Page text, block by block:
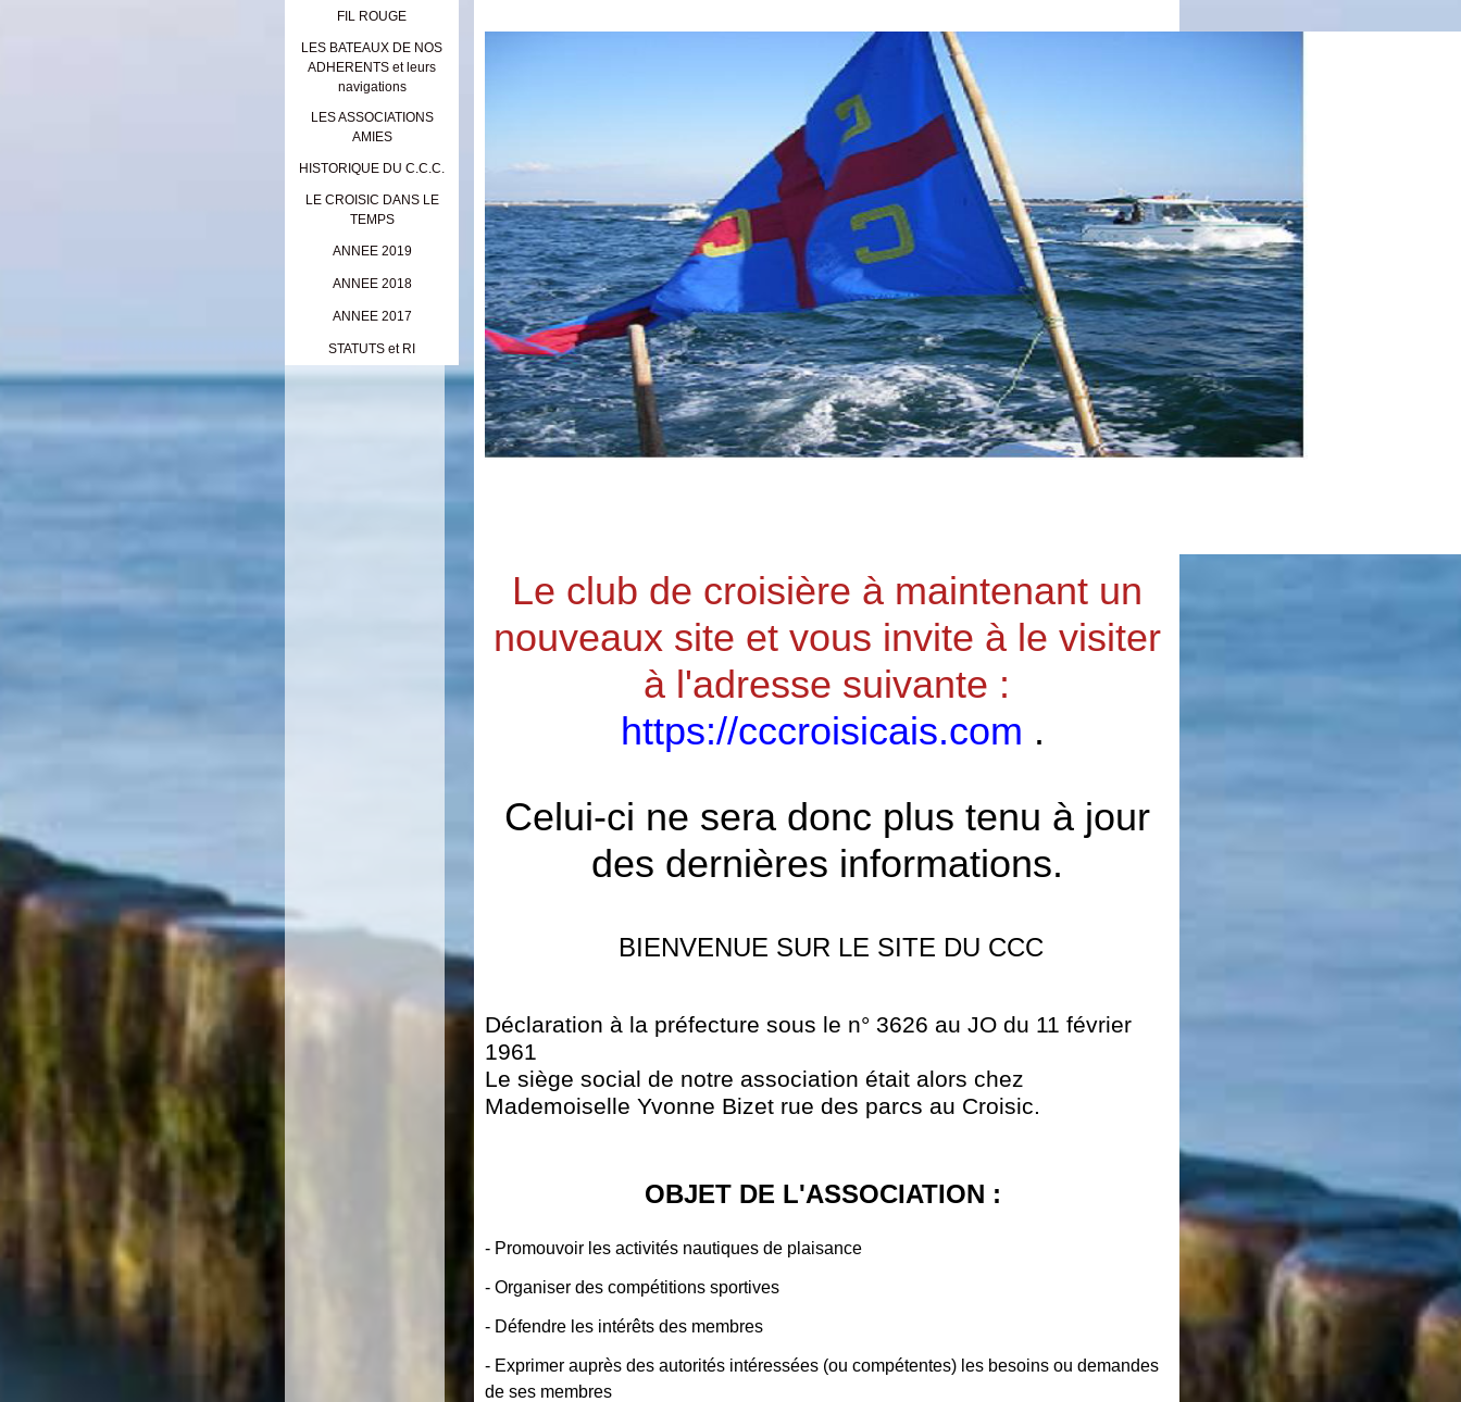
FIL ROUGE
LES BATEAUX DE NOS
ADHERENTS et leurs
navigations
LES ASSOCIATIONS
AMIES
HISTORIQUE DU C.C.C.
LE CROISIC DANS LE
TEMPS
ANNEE 2019
ANNEE 2018
ANNEE 2017
STATUTS et RI
Le club de croisière à maintenant un
nouveaux site et vous invite à le visiter
à l'adresse suivante :
https://cccroisicais.com .
Celui-ci ne sera donc plus tenu à jour
des dernières informations.
BIENVENUE SUR LE SITE DU CCC
Déclaration à la préfecture sous le n° 3626 au JO du 11 février
1961
Le siège social de notre association était alors chez
Mademoiselle Yvonne Bizet rue des parcs au Croisic.
OBJET DE L'ASSOCIATION :
- Promouvoir les activités nautiques de plaisance
- Organiser des compétitions sportives
- Défendre les intérêts des membres
- Exprimer auprès des autorités intéressées (ou compétentes) les besoins ou demandes
de ses membres